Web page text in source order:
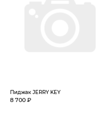
Пиджак JERRY KEY
8 700 ₽